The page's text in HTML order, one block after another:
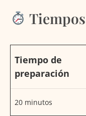
Tiempo de
preparación
20 minutos